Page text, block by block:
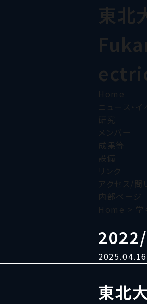
東北
Home
ニュース・イ
研究
メンバー
成果等
設備
リンク
アクセス/問
内部ページ
Home > 学
2025.04.16
東北